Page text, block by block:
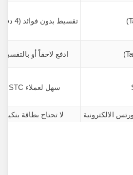
تقسيط بدون فوائد (4 دفعات)
ادفع لاحقاً أو بالتقسيط
سهل لعملاء STC
الالكترونية لا تحتاج بطاقة بنكية